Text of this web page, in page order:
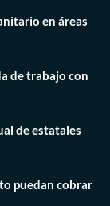
en áreas
de trabajo con
de estatales
puedan cobrar